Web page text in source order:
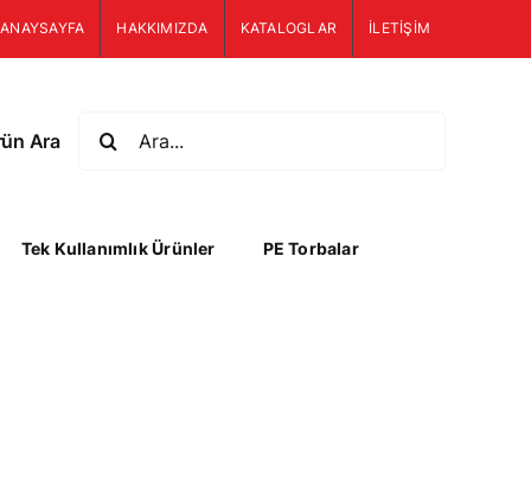
ANAYSAYFA HAKKIMIZDA KATALOGLAR İLETİŞİM
Ara
Tek Kullanımlık Ürünler PE Torbalar